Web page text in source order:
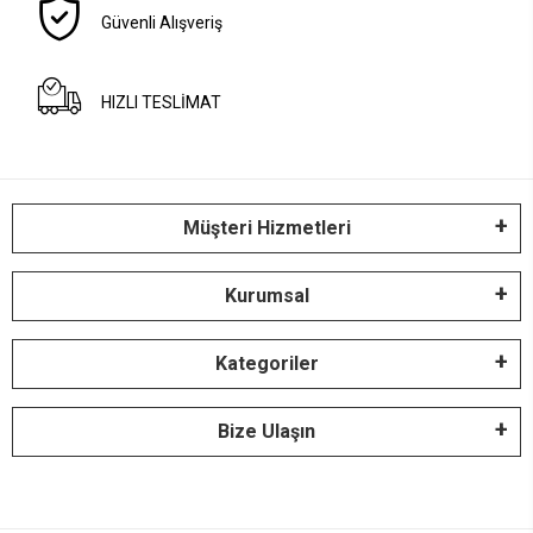
Güvenli Alışveriş
HIZLI TESLİMAT
Müşteri Hizmetleri
Kurumsal
Kategoriler
Bize Ulaşın